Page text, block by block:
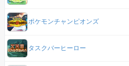
ポケモンチャンピオンズ
タスクバーヒーロー